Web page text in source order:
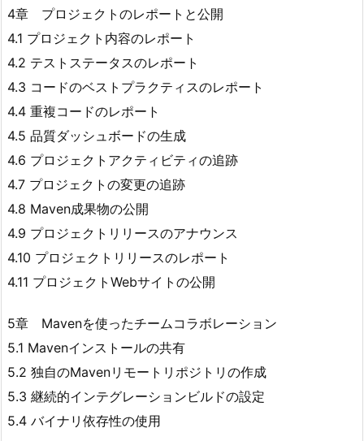
4章 プロジェクトのレポートと公開
4.1 プロジェクト内容のレポート
4.2 テストステータスのレポート
4.3 コードのベストプラクティスのレポート
4.4 重複コードのレポート
4.5 品質ダッシュボードの生成
4.6 プロジェクトアクティビティの追跡
4.7 プロジェクトの変更の追跡
4.8 Maven成果物の公開
4.9 プロジェクトリリースのアナウンス
4.10 プロジェクトリリースのレポート
4.11 プロジェクトWebサイトの公開
5章 Mavenを使ったチームコラボレーション
5.1 Mavenインストールの共有
5.2 独自のMavenリモートリポジトリの作成
5.3 継続的インテグレーションビルドの設定
5.4 バイナリ依存性の使用